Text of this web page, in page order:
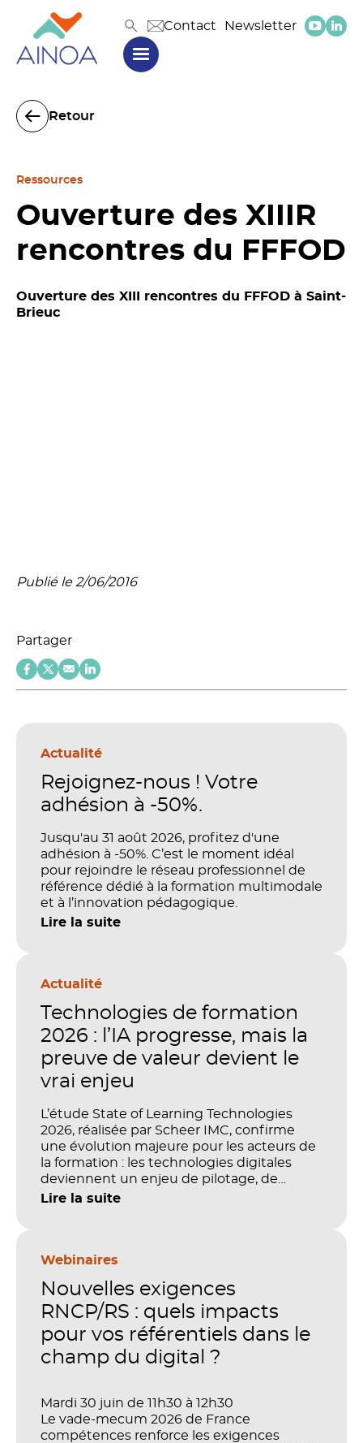
Contact Newsletter
Retour
Ressources
Ouverture des XIIIR
rencontres du FFFOD
Ouverture des XIII rencontres du FFFOD à Saint-
Brieuc
Publié le 2/06/2016
Partager
Actualité
Rejoignez-nous ! Votre
adhésion à -50%.
Jusqu'au 31 août 2026, profitez d'une
adhésion à -50%. C’est le moment idéal
pour rejoindre le réseau professionnel de
référence dédié à la formation multimodale
et à l’innovation pédagogique.
Lire la suite
Actualité
Technologies de formation
2026 : l’IA progresse, mais la
preuve de valeur devient le
vrai enjeu
L’étude State of Learning Technologies
2026, réalisée par Scheer IMC, confirme
une évolution majeure pour les acteurs de
la formation : les technologies digitales
deviennent un enjeu de pilotage, de
performance et de preuve de valeur. IA,
stratégique. Mais comment démontrer
investissements sur les compétences, la
productivité et la performance des
Lire la suite
Webinaires
Nouvelles exigences
RNCP/RS : quels impacts
pour vos référentiels dans le
champ du digital ?
Mardi 30 juin de 11h30 à 12h30
Le vade-mecum 2026 de France
compétences renforce les exigences